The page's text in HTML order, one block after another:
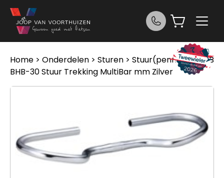
Ga naar de inhoud
Home > Onderdelen > Sturen > Stuur(pennen)> BBB
BHB-30 Stuur Trekking MultiBar mm Zilver